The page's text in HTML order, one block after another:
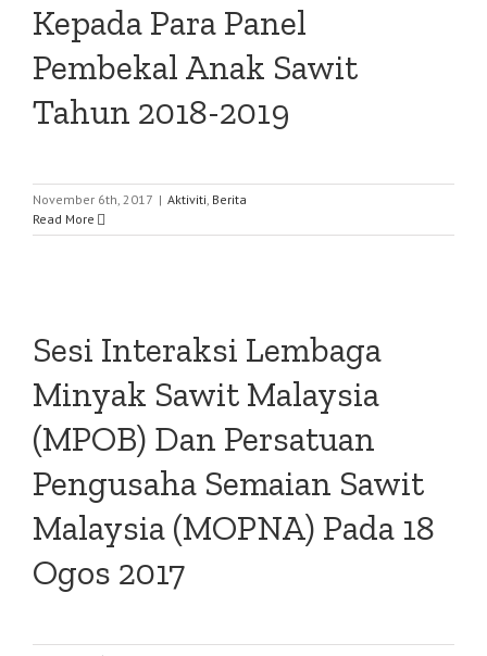
Kepada Para Panel
Pembekal Anak Sawit
Tahun 2018-2019
November 6th, 2017 | Aktiviti, Berita
Read More
Sesi Interaksi Lembaga
Minyak Sawit Malaysia
(MPOB) Dan Persatuan
Pengusaha Semaian Sawit
Malaysia (MOPNA) Pada 18
Ogos 2017